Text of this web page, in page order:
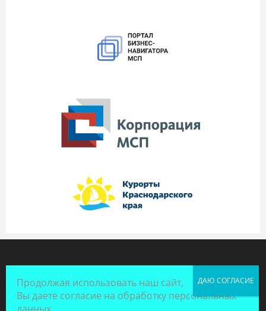
Продолжая использовать наш сайт,
Вы даете согласие на обработку персональных